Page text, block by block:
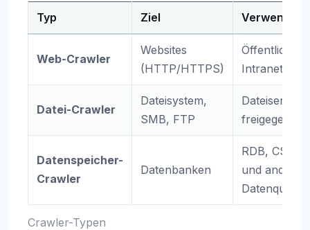
Crawler-Typen
Typ Ziel
Web-Crawler
Websites
(HTTP/HTTPS)
Öffentliche
Intranet-
Datei-Crawler
Dateisystem,
SMB, FTP
Dateiserver,
Datenspeicher-
Crawler
Datenbanken
RDB, CSV,
und andere
Datenquellen